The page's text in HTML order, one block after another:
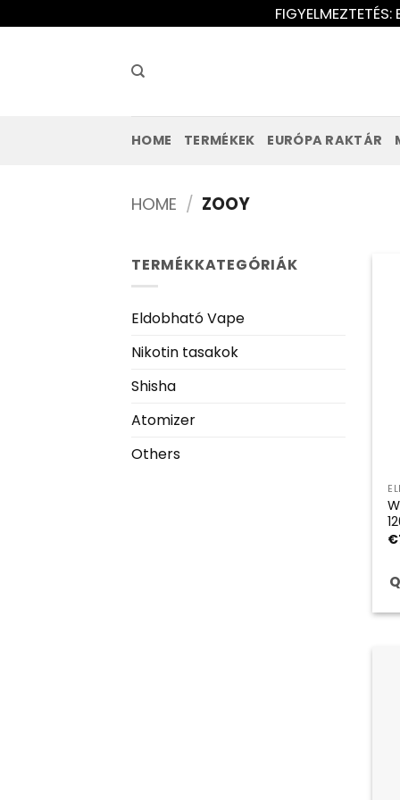
a
HOME TERMÉKEK EURÓPA RAKTÁR
HOME / ZOOY
TERMÉKKATEGÓRIÁK
Eldobható Vape
Nikotin tasakok
Shisha
Atomizer
Others
€